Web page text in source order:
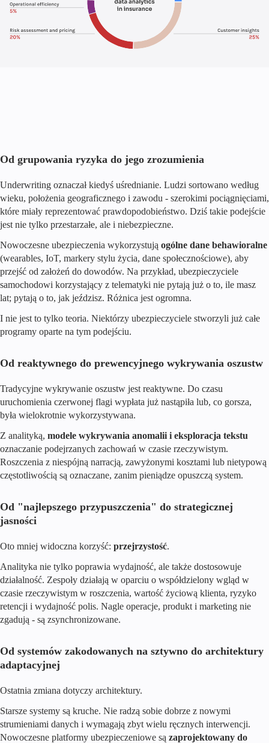
Od grupowania ryzyka do jego zrozumienia
Underwriting oznaczał kiedyś uśrednianie. Ludzi sortowano według
wieku, położenia geograficznego i zawodu - szerokimi pociągnięciami,
które miały reprezentować prawdopodobieństwo. Dziś takie podejście
jest nie tylko przestarzałe, ale i niebezpieczne.
Nowoczesne ubezpieczenia wykorzystują ogólne dane behawioralne
(wearables, IoT, markery stylu życia, dane społecznościowe), aby
przejść od założeń do dowodów. Na przykład, ubezpieczyciele
samochodowi korzystający z telematyki nie pytają już o to, ile masz
lat; pytają o to, jak jeździsz. Różnica jest ogromna.
I nie jest to tylko teoria. Niektórzy ubezpieczyciele stworzyli już całe
programy oparte na tym podejściu.
Od reaktywnego do prewencyjnego wykrywania oszustw
Tradycyjne wykrywanie oszustw jest reaktywne. Do czasu
uruchomienia czerwonej flagi wypłata już nastąpiła lub, co gorsza,
była wielokrotnie wykorzystywana.
Z analityką, modele wykrywania anomalii i eksploracja tekstu
oznaczanie podejrzanych zachowań w czasie rzeczywistym.
Roszczenia z niespójną narracją, zawyżonymi kosztami lub nietypową
częstotliwością są oznaczane, zanim pieniądze opuszczą system.
Od "najlepszego przypuszczenia" do strategicznej
jasności
Oto mniej widoczna korzyść: przejrzystość.
Analityka nie tylko poprawia wydajność, ale także dostosowuje
działalność. Zespoły działają w oparciu o współdzielony wgląd w
czasie rzeczywistym w roszczenia, wartość życiową klienta, ryzyko
retencji i wydajność polis. Nagle operacje, produkt i marketing nie
zgadują - są zsynchronizowane.
Od systemów zakodowanych na sztywno do architektury
adaptacyjnej
Ostatnia zmiana dotyczy architektury.
Starsze systemy są kruche. Nie radzą sobie dobrze z nowymi
strumieniami danych i wymagają zbyt wielu ręcznych interwencji.
Nowoczesne platformy ubezpieczeniowe są zaprojektowany do